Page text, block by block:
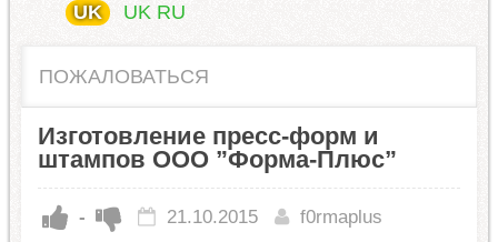
UK UK RU
ПОЖАЛОВАТЬСЯ
Изготовление пресс-форм и
штампов ООО ”Форма-Плюс”
- 21.10.2015 f0rmaplus